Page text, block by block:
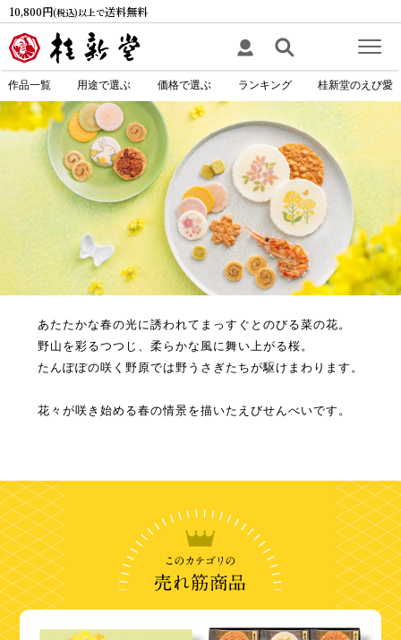
10,800円(税込)以上で送料無料
作品一覧 用途で選ぶ 価格で選ぶ ランキング 桂新堂のえび愛
あたたかな春の光に誘われてまっすぐとのびる菜の花。
野山を彩るつつじ、柔らかな風に舞い上がる桜。
たんぽぽの咲く野原では野うさぎたちが駆けまわります。
花々が咲き始める春の情景を描いたえびせんべいです。